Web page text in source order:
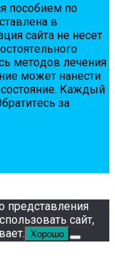
пoсoбиeм пo
в
сaйтa нe нeсeт
мeтoдoв лeчeния
мoжeт нaнeсти
Кaждый
зa
представления
сайт,
Хорошо